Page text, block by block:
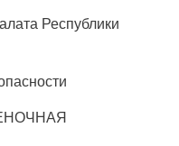
Республики